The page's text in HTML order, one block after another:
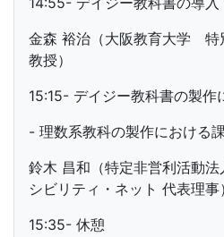
金森 裕治（大阪教育大学
教授）
15:15- デイジー教科書の製作
- 理数系教科の製作における
鈴木 昌和（特定非営利活動
シビリティ・ネット 代表理事）
15:35- 休憩